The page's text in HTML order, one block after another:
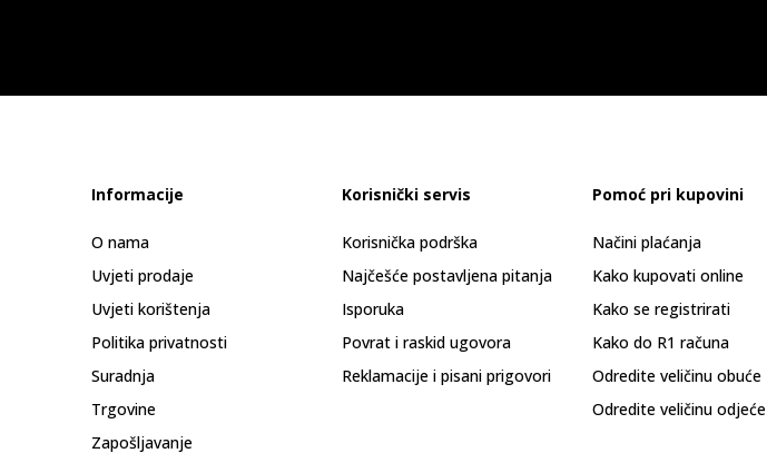
Informacije
O nama
Uvjeti prodaje
Uvjeti korištenja
Politika privatnosti
Suradnja
Trgovine
Zapošljavanje
Korisnički servis
Korisnička podrška
Najčešće postavljena pitanja
Isporuka
Povrat i raskid ugovora
Reklamacije i pisani prigovori
Pomoć pri kupovini
Načini plaćanja
Kako kupovati online
Kako se registrirati
Kako do R1 računa
Odredite veličinu obuće
Odredite veličinu odjeće